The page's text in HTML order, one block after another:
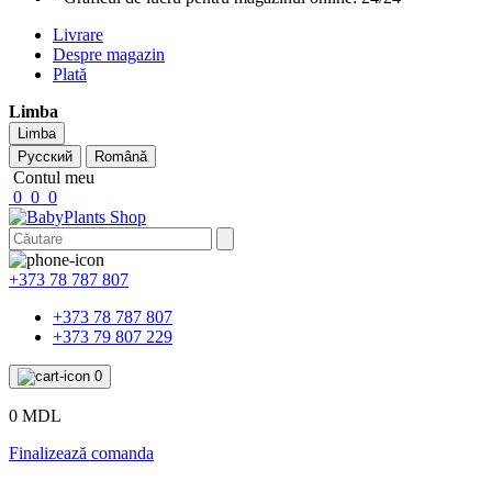
Livrare
Despre magazin
Plată
Limba
Limba
Русский
Română
Contul meu
0 0 0
+373 78 787 807
+373 78 787 807
+373 79 807 229
0
0 MDL
Finalizează comanda